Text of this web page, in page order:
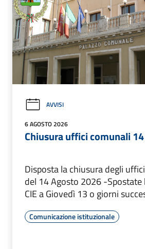
AVVISI
6 AGOSTO 2026
Chiusura uffici comunali
Disposta la chiusura degli
del 14 Agosto 2026 -
CIE a Giovedì 13 o giorni
Comunicazione istituzionale